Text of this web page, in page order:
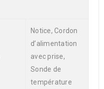
Notice, Cordon
d’alimentation
avec prise,
Sonde de
température